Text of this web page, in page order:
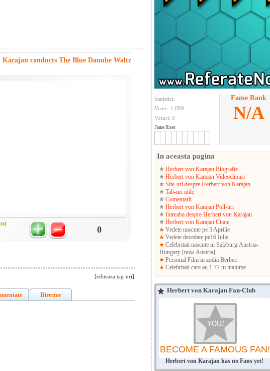
Statistici:
Vizite: 1,089
Voturi: 0
Fame Riser
Fame Rank
N/A
In aceasta pagina
Herbert von Karajan Biografie
Herbert von Karajan Videoclipuri
Site-uri despre Herbert von Karajan
Tab-uri utile
Comentarii
Herbert von Karajan Poll-uri
Intreaba despre Herbert von Karajan
Herbert von Karajan Citate
Vedete nascute pe 5 Aprilie
Vedete decedate pe16 Iulie
Celebritati nascute in Salzburg Austria-
Hungary [now Austria]
Personal Film in zodia Berbec
Celebritati care au 1.77 m inaltime
Herbert von Karajan Fan-Club
BECOME A FAMOUS FAN!
Herbert von Karajan has no Fans yet!
conducts The Blue Danube Waltz
0
[editeaza tag-uri]
Director